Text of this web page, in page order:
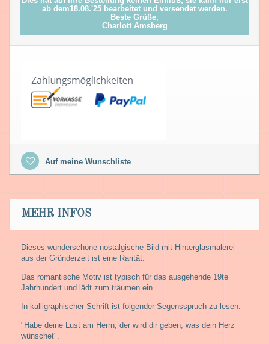
ab dem18.08.'25 bearbeitet und versendet werden.
Beste Grüße,
Charlott Amsberg
Auf meine Wunschliste
MEHR INFOS
Dieses wunderschöne nostalgische Bild mit Hinterglasmalerei
aus der Gründerzeit ist eine Rarität.
Das romantische Motiv ist typisch für das ausgehende 19te
Jahrhundert und lädt zum träumen ein.
In kalligraphischer Schrift ist folgender Segensspruch zu lesen:
"Habe deine Lust am Herrn, der wird dir geben, was dein Herz
wünschet".